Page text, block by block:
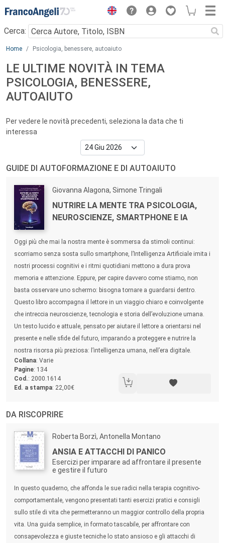
Menu
Cerca:
Main content
Home Psicologia, benessere, autoaiuto
LE ULTIME NOVITÀ IN TEMA
PSICOLOGIA, BENESSERE,
AUTOAIUTO
Per vedere le novità precedenti, seleziona la data che ti
interessa
GUIDE DI AUTOFORMAZIONE E DI AUTOAIUTO
Autori:
Giovanna Alagona, Simone Tringali
Titolo:
NUTRIRE LA MENTE TRA PSICOLOGIA,
NEUROSCIENZE, SMARTPHONE E IA
Sommario:
Oggi più che mai la nostra mente è sommersa da stimoli continui:
scorriamo senza sosta sullo smartphone, l’Intelligenza Artificiale imita i
nostri processi cognitivi e i ritmi quotidiani mettono a dura prova
memoria e attenzione. Eppure, per capire davvero come stiamo, non
basta osservare uno schermo: bisogna tornare a guardarsi dentro.
Questo libro accompagna il lettore in un viaggio chiaro e coinvolgente
che intreccia neuroscienze, tecnologia e storia dell’evoluzione umana.
Un testo lucido e attuale, pensato per aiutare il lettore a orientarsi nel
presente e nelle sfide del futuro, imparando a proteggere e nutrire la
nostra risorsa più preziosa: l’intelligenza umana, nell’era digitale.
Collana: Varie
Pagine: 134
Cod.: 2000.1614
Ed. a stampa: 22,00€
DA RISCOPRIRE
Autori:
Roberta Borzì, Antonella Montano
Titolo:
ANSIA E ATTACCHI DI PANICO
Esercizi per imparare ad affrontare il presente
e gestire il futuro
Sommario:
In questo quaderno, che affonda le sue radici nella terapia cognitivo-
comportamentale, vengono presentati tanti esercizi pratici e consigli
sullo stile di vita che permetteranno un maggior controllo della propria
vita. Una guida semplice, in formato tascabile, per affrontare con
consapevolezza e giuste tecniche lo stato ansioso e gli attacchi di